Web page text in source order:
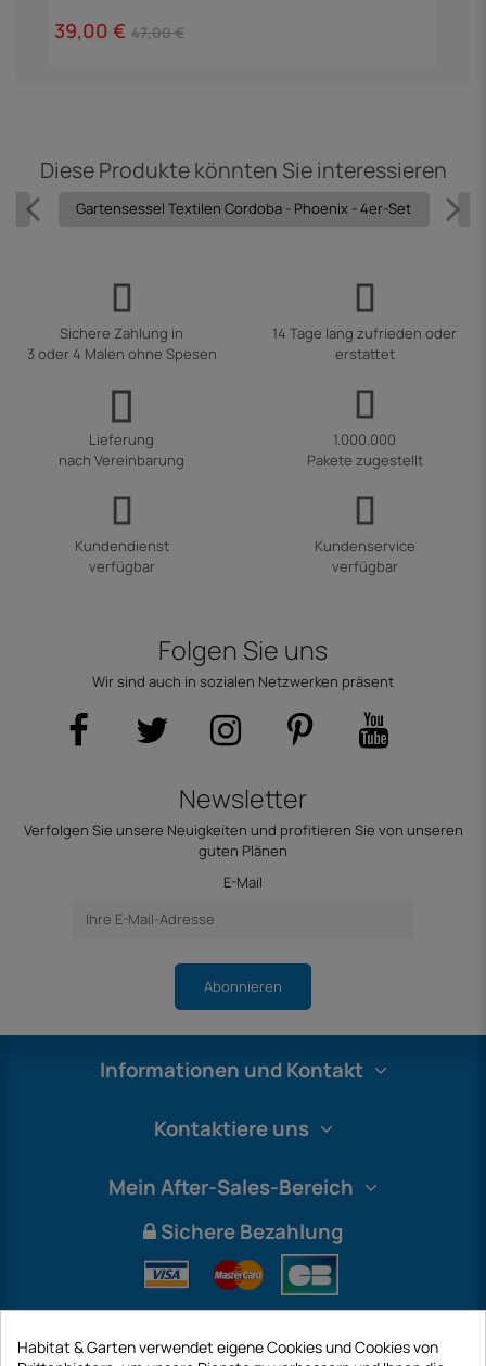
39,00 € 47,00 €
Diese Produkte könnten Sie interessieren
Gartensessel Textilen Cordoba - Phoenix - 4er-Set
Sichere Zahlung in
3 oder 4 Malen ohne Spesen
14 Tage lang zufrieden oder
erstattet
Lieferung
nach Vereinbarung
1.000.000
Pakete zugestellt
Kundendienst
verfügbar
Kundenservice
verfügbar
Folgen Sie uns
Wir sind auch in sozialen Netzwerken präsent
Newsletter
Verfolgen Sie unsere Neuigkeiten und profitieren Sie von unseren
guten Plänen
E-Mail
Abonnieren
Informationen und Kontakt
Kontaktiere uns
Mein After-Sales-Bereich
Sichere Bezahlung
Habitat & Garten verwendet eigene Cookies und Cookies von